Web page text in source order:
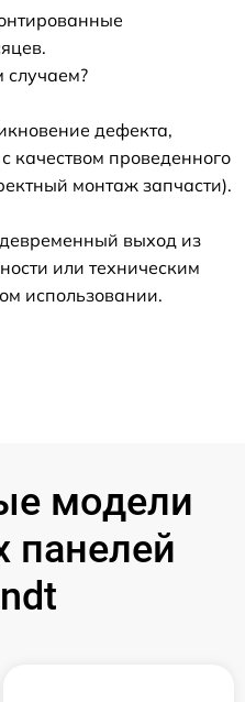
случаем?
дефекта,
качеством проведенного
монтаж запчасти).
выход из
или техническим
использовании.
модели
панелей